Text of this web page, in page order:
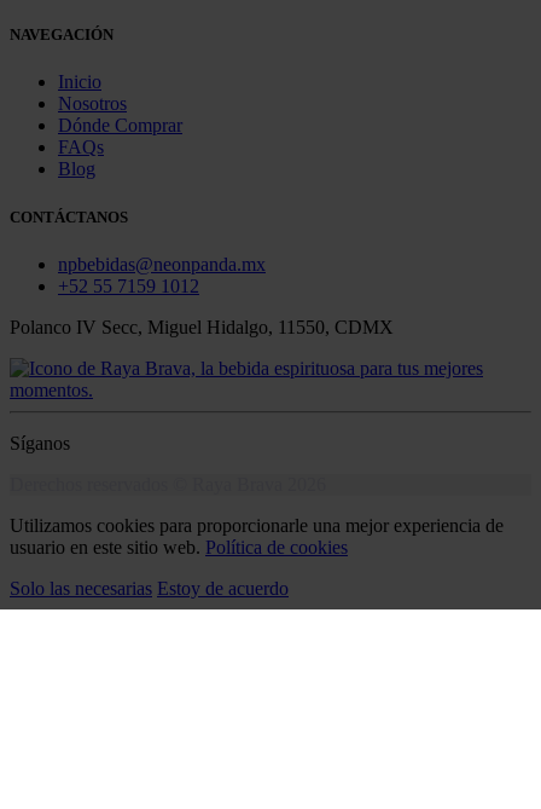
NAVEGACIÓN
Inicio
Nosotros
Dónde Comprar
FAQs
Blog
CONTÁCTANOS
npbebidas@neonpanda.mx
+52 55 7159 1012
Polanco IV Secc, Miguel Hidalgo, 11550, CDMX
Síganos
Utilizamos cookies para proporcionarle una mejor experiencia de
usuario en este sitio web. Política de cookies
Solo las necesarias Estoy de acuerdo